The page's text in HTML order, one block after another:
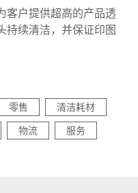
客户提供超高的产品透
持续清洁，并保证印图
零售
清洁耗材
物流 服务